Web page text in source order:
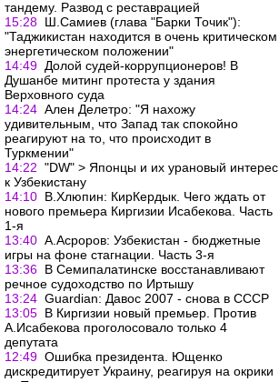
тандему. Развод с реставрацией
15:28 Ш.Самиев (глава "Барки Точик"):
"Таджикистан находится в очень критическом
энергетическом положении"
14:49 Долой судей-коррупционеров! В
Душанбе митинг протеста у здания
Верховного суда
14:24 Ален Делетро: "Я нахожу
удивительным, что Запад так спокойно
реагируют на то, что происходит в
Туркмении"
14:22 "DW" > Японцы и их урановый интерес
к Узбекистану
14:10 В.Хлюпин: КирКердык. Чего ждать от
нового премьера Киргизии Исабекова. Часть
1-я
13:40 А.Асроров: Узбекистан - бюджетные
игры на фоне стагнации. Часть 3-я
13:36 В Семипалатинске восстанавливают
речное судоходство по Иртышу
13:24 Guardian: Давос 2007 - снова в СССР
13:05 В Киргизии новый премьер. Против
А.Исабекова проголосовало только 4
депутата
12:49 Ошибка президента. Ющенко
дискредитирует Украину, реагируя на окрики